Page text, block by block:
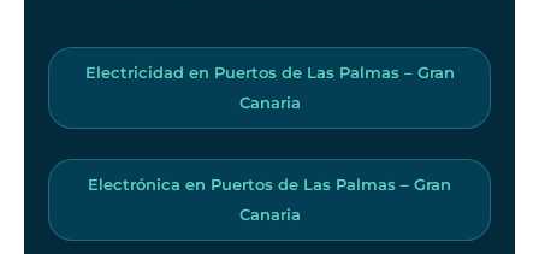
Electricidad en Puertos de Las Palmas – Gran
Canaria
Electrónica en Puertos de Las Palmas – Gran
Canaria